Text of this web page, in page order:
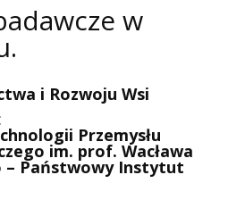
w
i Rozwoju Wsi
Przemysłu
im. prof. Wacława
– Państwowy Instytut